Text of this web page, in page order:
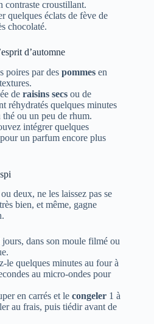
contraste croustillant.
quelques éclats de fève de
chocolaté.
d’automne
poires par des pommes en
de raisins secs ou de
réhydratés quelques minutes
thé ou un peu de rhum.
intégrer quelques
un parfum encore plus
deux, ne les laissez pas se
bien, et même, gagne
jours, dans son moule filmé ou
le quelques minutes au four à
au micro-ondes pour
en carrés et le congeler 1 à
au frais, puis tiédir avant de